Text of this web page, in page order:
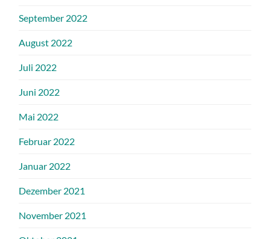
September 2022
August 2022
Juli 2022
Juni 2022
Mai 2022
Februar 2022
Januar 2022
Dezember 2021
November 2021